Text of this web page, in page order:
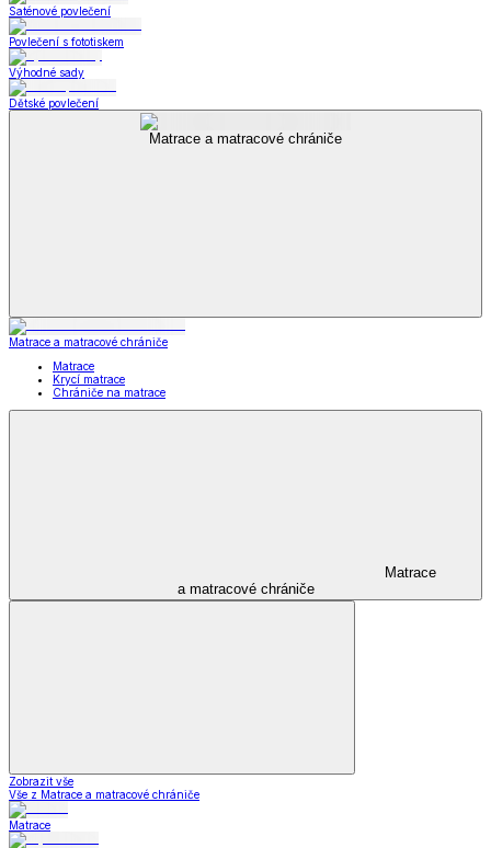
Saténové povlečení
Povlečení s fototiskem
Výhodné sady
Dětské povlečení
Matrace a matracové chrániče
Matrace a matracové chrániče
Matrace
Krycí matrace
Chrániče na matrace
Matrace
a matracové chrániče
Zobrazit vše
Vše z Matrace a matracové chrániče
Matrace